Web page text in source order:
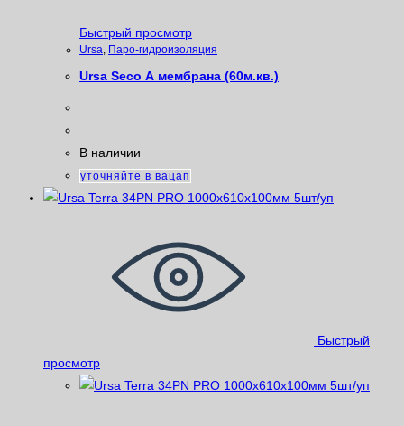
Быстрый просмотр
Ursa Паро-гидроизоляция
Ursa Seco А мембрана (60м.кв.)
В наличии
уточняйте в вацап
Быстрый
просмотр